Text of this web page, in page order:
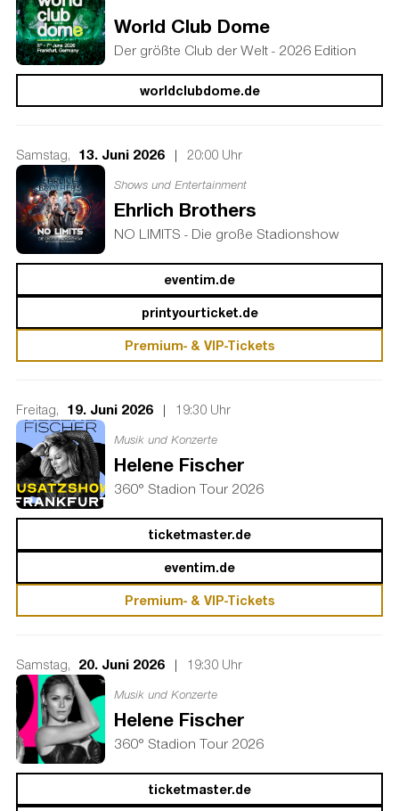
World Club Dome
Der größte Club der Welt - 2026 Edition
worldclubdome.de
Samstag, 13. Juni 2026 | 20:00 Uhr
Shows und Entertainment
Ehrlich Brothers
NO LIMITS - Die große Stadionshow
eventim.de
printyourticket.de
Premium- & VIP-Tickets
Freitag, 19. Juni 2026 | 19:30 Uhr
Musik und Konzerte
Helene Fischer
360° Stadion Tour 2026
ticketmaster.de
eventim.de
Premium- & VIP-Tickets
Samstag, 20. Juni 2026 | 19:30 Uhr
Musik und Konzerte
Helene Fischer
360° Stadion Tour 2026
ticketmaster.de